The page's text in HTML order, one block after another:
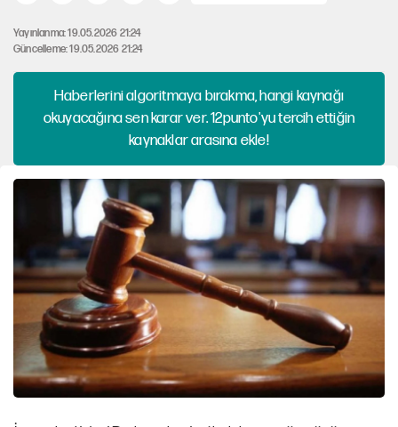
Yayınlanma: 19.05.2026 21:24
Güncelleme: 19.05.2026 21:24
Haberlerini algoritmaya bırakma, hangi kaynağı
okuyacağına sen karar ver. 12punto'yu tercih ettiğin
kaynaklar arasına ekle!